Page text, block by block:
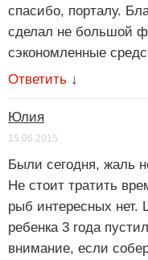
спасибо, порталу.
сделал не большой
сэкономленные
Ответить ↓
Юлия
15.06.2015
Были сегодня, жаль
Не стоит тратить
рыб интересных нет.
ребенка 3 года
внимание, если